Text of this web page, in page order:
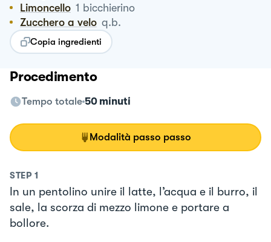
Limoncello 1 bicchierino
Zucchero a velo q.b.
Copia ingredienti
Procedimento
Tempo totale 50 minuti
Modalità passo passo
STEP 1
In un pentolino unire il latte, l’acqua e il burro, il
sale, la scorza di mezzo limone e portare a
bollore.